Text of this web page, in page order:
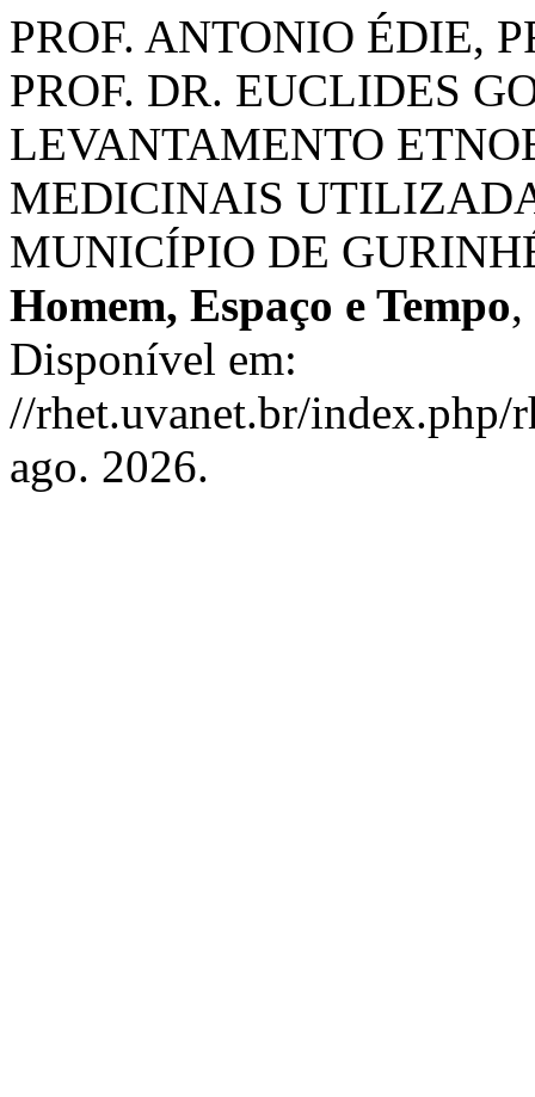
PROF. ANTONIO ÉDIE,
PROF. DR. EUCLIDES
LEVANTAMENTO
MEDICINAIS
MUNICÍPIO DE
Homem, Espaço e Tempo,
Disponível em:
//rhet.uvanet.br/index.php/
ago. 2026.